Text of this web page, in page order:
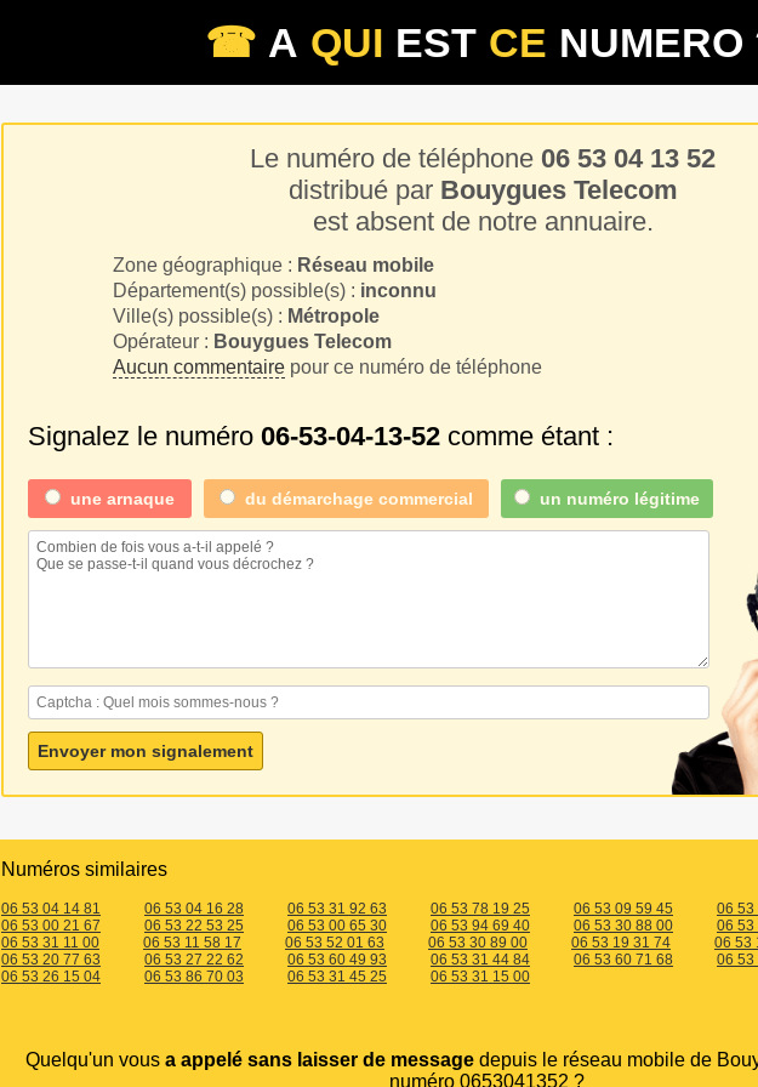
☎ A QUI EST CE NUMERO
Le numéro de téléphone 06 53 04 13 52
distribué par Bouygues Telecom
est absent de notre annuaire.
Zone géographique : Réseau mobile
Département(s) possible(s) : inconnu
Ville(s) possible(s) : Métropole
Opérateur : Bouygues Telecom
Aucun commentairepour ce numéro de téléphone
Signalez le numéro 06-53-04-13-52 comme étant :
une arnaque du démarchage commercial un numéro légitime
Numéros similaires
06 53 04 14 81 06 53 04 16 28 06 53 31 92 63 06 53 78 19 25 06 53 09 59 45
06 53
06 53 00 21 67
06 53 22 53 25 06 53 00 65 30 06 53 94 69 40 06 53 30 88 00
06 53
06 53 31 11 00
06 53 11 58 17 06 53 52 01 63 06 53 30 89 00 06 53 19 31 74
06 53
06 53 20 77 63
06 53 27 22 62 06 53 60 49 93 06 53 31 44 84 06 53 60 71 68
06 53
06 53 26 15 04
06 53 86 70 03 06 53 31 45 25 06 53 31 15 00
Quelqu'un vous a appelé sans laisser de messagedepuis le réseau mobile de
numéro 0653041352 ?